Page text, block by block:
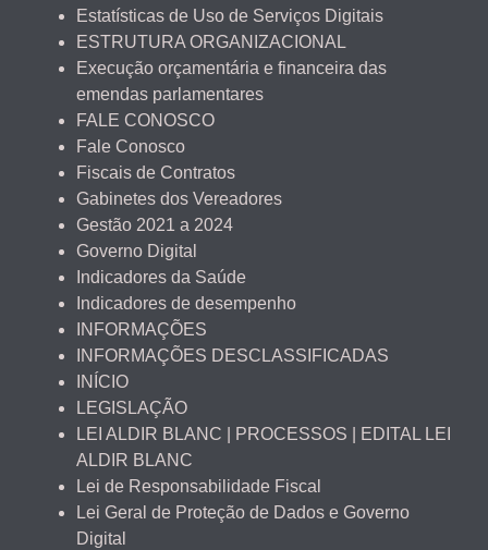
Estatísticas de Uso de Serviços Digitais
ESTRUTURA ORGANIZACIONAL
Execução orçamentária e financeira das
emendas parlamentares
FALE CONOSCO
Fale Conosco
Fiscais de Contratos
Gabinetes dos Vereadores
Gestão 2021 a 2024
Governo Digital
Indicadores da Saúde
Indicadores de desempenho
INFORMAÇÕES
INFORMAÇÕES DESCLASSIFICADAS
INÍCIO
LEGISLAÇÃO
LEI ALDIR BLANC | PROCESSOS | EDITAL LEI
ALDIR BLANC
Lei de Responsabilidade Fiscal
Lei Geral de Proteção de Dados e Governo
Digital